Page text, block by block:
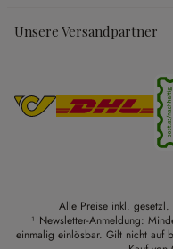
Unsere Versandpartner
Alle Preise inkl.
¹ Newsletter-Anmeldung:
einmalig einlösbar. Gilt nicht auf